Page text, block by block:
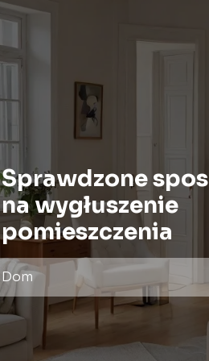
Sprawdzone
na wygłuszenie
pomieszczenia
Dom